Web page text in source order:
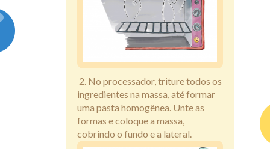
2. No processador, triture todos os
ingredientes na massa, até formar
uma pasta homogênea. Unte as
formas e coloque a massa,
cobrindo o fundo e a lateral.